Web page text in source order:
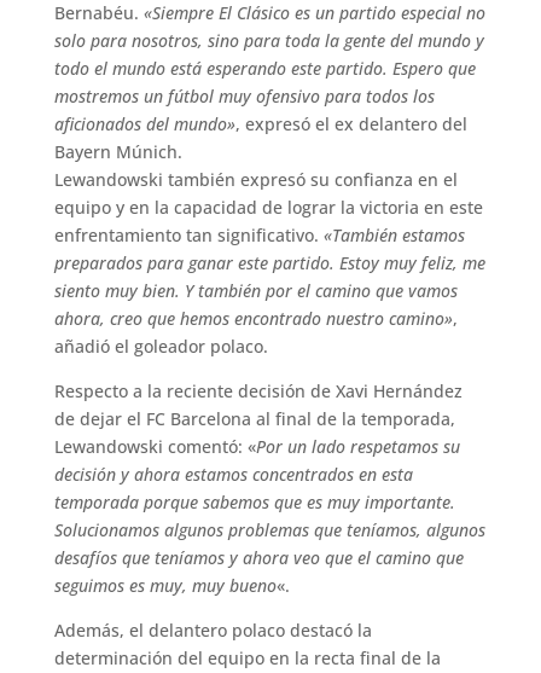
Bernabéu. «Siempre El Clásico es un partido especial no
solo para nosotros, sino para toda la gente del mundo y
todo el mundo está esperando este partido. Espero que
mostremos un fútbol muy ofensivo para todos los
aficionados del mundo», expresó el ex delantero del
Bayern Múnich.
Lewandowski también expresó su confianza en el
equipo y en la capacidad de lograr la victoria en este
enfrentamiento tan significativo. «También estamos
preparados para ganar este partido. Estoy muy feliz, me
siento muy bien. Y también por el camino que vamos
ahora, creo que hemos encontrado nuestro camino»,
añadió el goleador polaco.
Respecto a la reciente decisión de Xavi Hernández
de dejar el FC Barcelona al final de la temporada,
Lewandowski comentó: «Por un lado respetamos su
decisión y ahora estamos concentrados en esta
temporada porque sabemos que es muy importante.
Solucionamos algunos problemas que teníamos, algunos
desafíos que teníamos y ahora veo que el camino que
seguimos es muy, muy bueno«.
Además, el delantero polaco destacó la
determinación del equipo en la recta final de la